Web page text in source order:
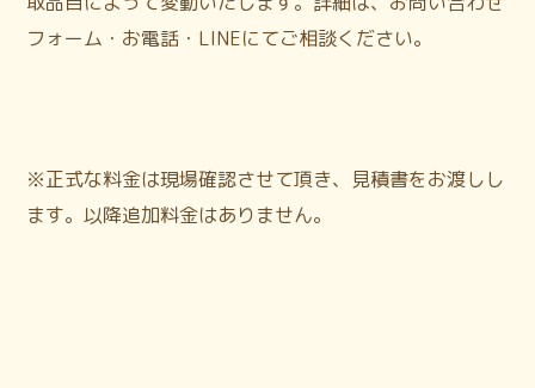
フォーム・お電話・LINEにてご相談ください。
※正式な料金は現場確認させて頂き、見積書をお渡しし
ます。以降追加料金はありません。